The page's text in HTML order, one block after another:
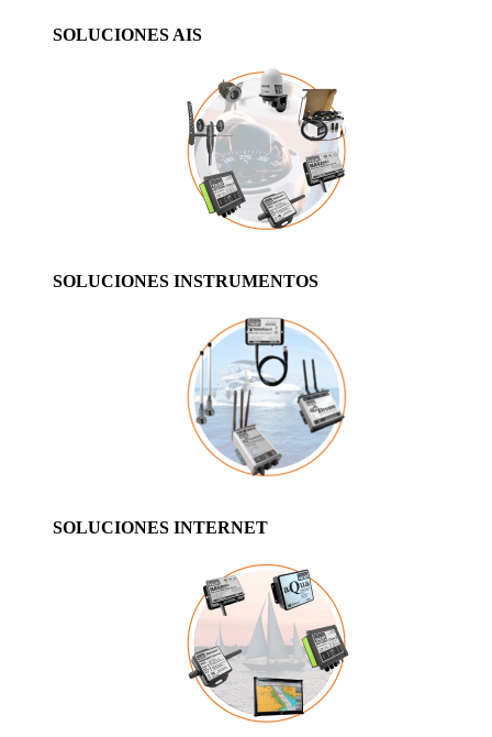
SOLUCIONES AIS
SOLUCIONES INSTRUMENTOS
SOLUCIONES INTERNET